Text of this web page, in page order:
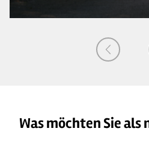
Was möchten Sie als